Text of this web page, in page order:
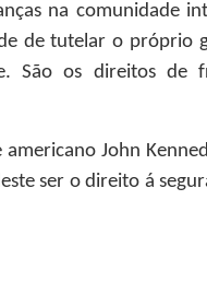
na comunidade
de tutelar o próprio
São os direitos de
John
ser o direito á